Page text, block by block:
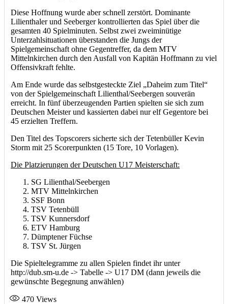
Diese Hoffnung wurde aber schnell zerstört. Dominante
Lilienthaler und Seeberger kontrollierten das Spiel über die
gesamten 40 Spielminuten. Selbst zwei zweiminütige
Unterzahlsituationen überstanden die Jungs der
Spielgemeinschaft ohne Gegentreffer, da dem MTV
Mittelnkirchen durch den Ausfall von Kapitän Hoffmann zu viel
Offensivkraft fehlte.
Am Ende wurde das selbstgesteckte Ziel „Daheim zum Titel“
von der Spielgemeinschaft Lilienthal/Seebergen souverän
erreicht. In fünf überzeugenden Partien spielten sie sich zum
Deutschen Meister und kassierten dabei nur elf Gegentore bei
45 erzielten Treffern.
Den Titel des Topscorers sicherte sich der Tetenbüller Kevin
Storm mit 25 Scorerpunkten (15 Tore, 10 Vorlagen).
Die Platzierungen der Deutschen U17 Meisterschaft:
SG Lilienthal/Seebergen
MTV Mittelnkirchen
SSF Bonn
TSV Tetenbüll
TSV Kunnersdorf
ETV Hamburg
Dümptener Füchse
TSV St. Jürgen
Die Spieltelegramme zu allen Spielen findet ihr unter
http://dub.sm-u.de -> Tabelle -> U17 DM (dann jeweils die
gewünschte Begegnung anwählen)
470 Views